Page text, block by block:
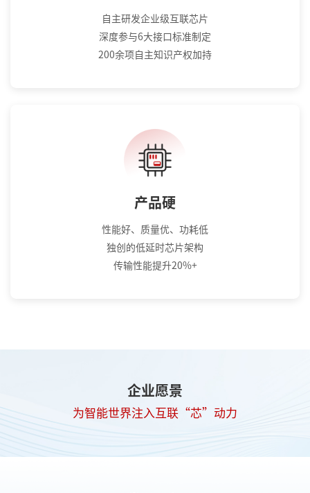
自主研发企业级互联芯片
深度参与6大接口标准制定
200余项自主知识产权加持
产品硬
性能好、质量优、功耗低
独创的低延时芯片架构
传输性能提升20%+
企业愿景
为智能世界注入互联“芯”动力